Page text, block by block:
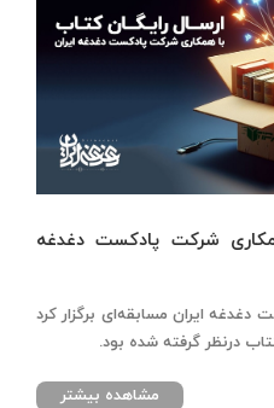
شرکت پادکست دغدغه
پادکست دغدغه ایران مسابقه‌ای برگزار کرد
درنظر گرفته شده بود.
مشاهده بیشتر